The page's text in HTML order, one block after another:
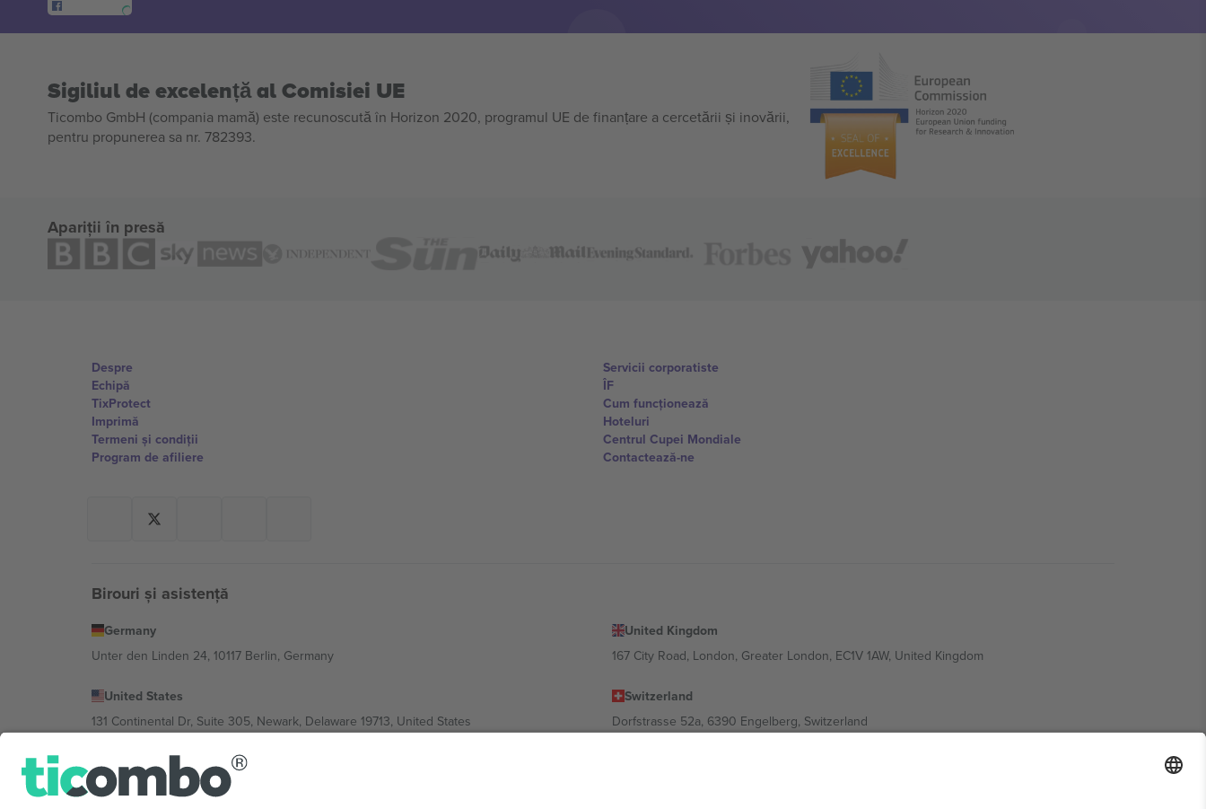
Sigiliul de excelență al Comisiei UE
Ticombo GmbH (compania mamă) este recunoscută în Horizon 2020, programul UE de finanțare a cercetării și inovării,
pentru propunerea sa nr. 782393.
Apariții în presă
Despre
Echipă
TixProtect
Imprimă
Termeni și condiții
Program de afiliere
Servicii corporatiste
ÎF
Cum funcționează
Hoteluri
Centrul Cupei Mondiale
Contactează-ne
Birouri și asistență
Germany
Unter den Linden 24, 10117 Berlin, Germany
United Kingdom
167 City Road, London, Greater London, EC1V 1AW, United Kingdom
United States
131 Continental Dr, Suite 305, Newark, Delaware 19713, United States
Switzerland
Dorfstrasse 52a, 6390 Engelberg, Switzerland
Bulgaria
Regus Sofia City West, bul Totleben 53-55, 1606 Sofia, Bulgaria